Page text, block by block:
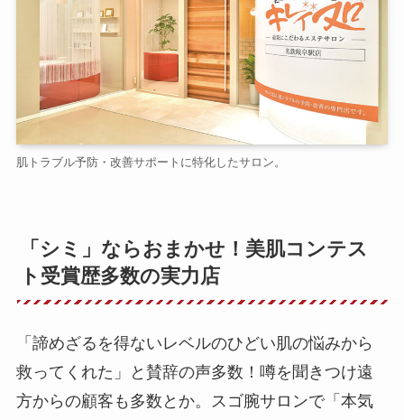
肌トラブル予防・改善サポートに特化したサロン。
「シミ」ならおまかせ！美肌コンテス
ト受賞歴多数の実力店
「諦めざるを得ないレベルのひどい肌の悩みから
救ってくれた」と賛辞の声多数！噂を聞きつけ遠
方からの顧客も多数とか。スゴ腕サロンで「本気